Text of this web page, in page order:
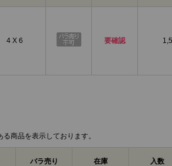
4 X 6 要確認
商品を表示しております。
バラ売り 在庫 入数